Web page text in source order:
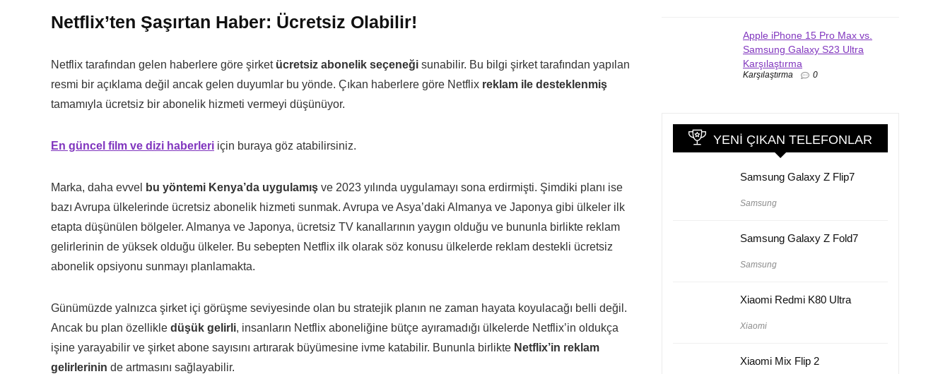
Netflix’ten Şaşırtan Haber: Ücretsiz Olabilir!
Netflix tarafından gelen haberlere göre şirket ücretsiz abonelik seçeneği sunabilir. Bu bilgi şirket tarafından yapılan
resmi bir açıklama değil ancak gelen duyumlar bu yönde. Çıkan haberlere göre Netflix reklam ile desteklenmiş
tamamıyla ücretsiz bir abonelik hizmeti vermeyi düşünüyor.
En güncel film ve dizi haberleri için buraya göz atabilirsiniz.
Marka, daha evvel bu yöntemi Kenya’da uygulamış ve 2023 yılında uygulamayı sona erdirmişti. Şimdiki planı ise
bazı Avrupa ülkelerinde ücretsiz abonelik hizmeti sunmak. Avrupa ve Asya’daki Almanya ve Japonya gibi ülkeler ilk
etapta düşünülen bölgeler. Almanya ve Japonya, ücretsiz TV kanallarının yaygın olduğu ve bununla birlikte reklam
gelirlerinin de yüksek olduğu ülkeler. Bu sebepten Netflix ilk olarak söz konusu ülkelerde reklam destekli ücretsiz
abonelik opsiyonu sunmayı planlamakta.
Günümüzde yalnızca şirket içi görüşme seviyesinde olan bu stratejik planın ne zaman hayata koyulacağı belli değil.
Ancak bu plan özellikle düşük gelirli, insanların Netflix aboneliğine bütçe ayıramadığı ülkelerde Netflix’in oldukça
işine yarayabilir ve şirket abone sayısını artırarak büyümesine ivme katabilir. Bununla birlikte Netflix’in reklam
gelirlerinin de artmasını sağlayabilir.
Apple iPhone 15 Pro Max vs.
Samsung Galaxy S23 Ultra
Karşılaştırma
Karşılaştırma 0
YENI ÇIKAN TELEFONLAR
Samsung Galaxy Z Flip7
Samsung
Samsung Galaxy Z Fold7
Samsung
Xiaomi Redmi K80 Ultra
Xiaomi
Xiaomi Mix Flip 2